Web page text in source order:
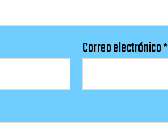
Correo electrónico*